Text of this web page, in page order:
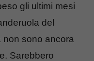
gli ultimi mesi
del
non sono ancora
Sarebbero